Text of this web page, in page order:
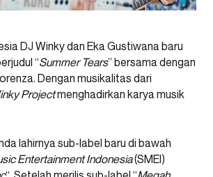
DJ Winky dan Eka Gustiwana baru
“Summer Tears” bersama dengan
Dengan musikalitas dari
Projectmenghadirkan karya musik
lahirnya sub-label baru di bawah
Entertainment Indonesia(SMEI)